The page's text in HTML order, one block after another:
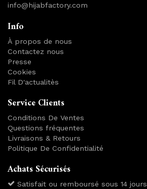
info@hijabfactory.com
Info
À propos de nous
Contactez nous
Presse
Cookies
Fil D'actualitès
Service Clients
Conditions De Ventes
Questions fréquentes
Livraisons & Retours
Politique De Confidentialité
Achats Sécurisés
Satisfait ou remboursé sous 14 jours